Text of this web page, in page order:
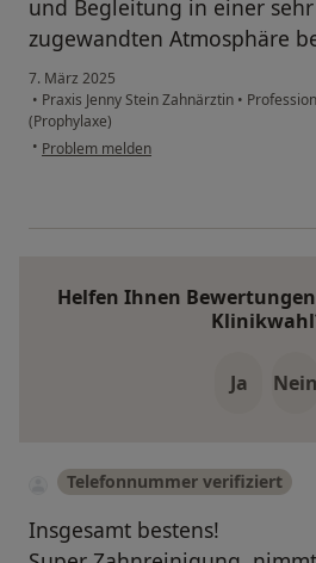
und Begleitung in einer
zugewandten Atmosphäre
7. März 2025
• Praxis Jenny Stein Zahnärztin •
(Prophylaxe)
• Problem melden
Helfen Ihnen
Ja Nein
Telefonnummer verifiziert
Insgesamt bestens!